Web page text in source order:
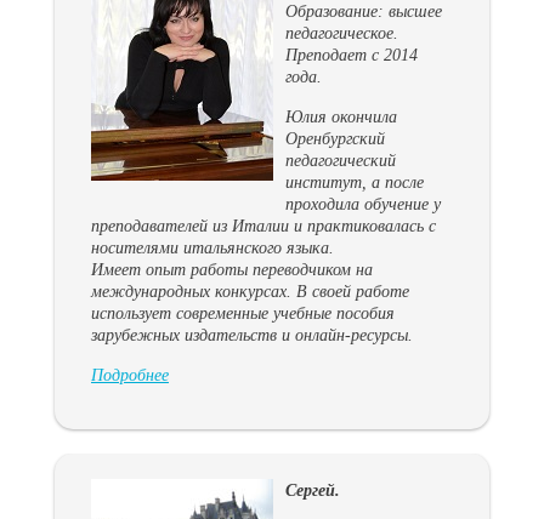
Образование: высшее
педагогическое.
Преподает с 2014
года.
Юлия окончила
Оренбургский
педагогический
институт, а после
проходила обучение у
преподавателей из Италии и практиковалась с
носителями итальянского языка.
Имеет опыт работы переводчиком на
международных конкурсах. В своей работе
использует современные учебные пособия
зарубежных издательств и онлайн-ресурсы.
Подробнее
Cергей.